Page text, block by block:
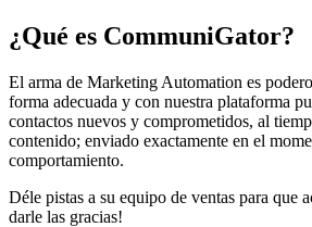
¿Qué es CommuniGator?
El arma de Marketing Automation es
forma adecuada y con nuestra plataforma
contactos nuevos y comprometidos, al
contenido; enviado exactamente en el
comportamiento.
Déle pistas a su equipo de ventas para que
darle las gracias!